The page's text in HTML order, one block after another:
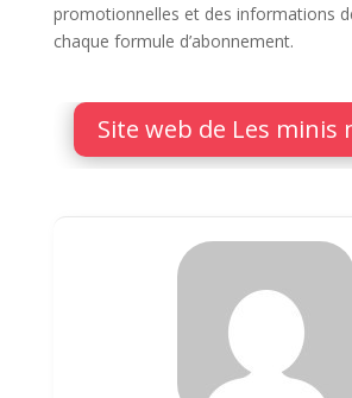
promotionnelles et des informations
chaque formule d’abonnement.
Site web de Les minis